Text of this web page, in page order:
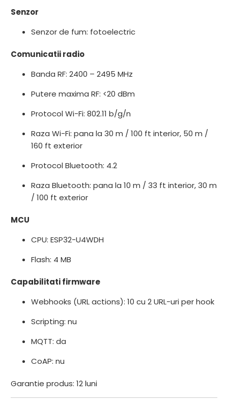
Senzor
Senzor de fum: fotoelectric
Comunicatii radio
Banda RF: 2400 – 2495 MHz
Putere maxima RF: <20 dBm
Protocol Wi-Fi: 802.11 b/g/n
Raza Wi-Fi: pana la 30 m / 100 ft interior, 50 m /
160 ft exterior
Protocol Bluetooth: 4.2
Raza Bluetooth: pana la 10 m / 33 ft interior, 30 m
/ 100 ft exterior
MCU
CPU: ESP32-U4WDH
Flash: 4 MB
Capabilitati firmware
Webhooks (URL actions): 10 cu 2 URL-uri per hook
Scripting: nu
MQTT: da
CoAP: nu
Garantie produs: 12 luni